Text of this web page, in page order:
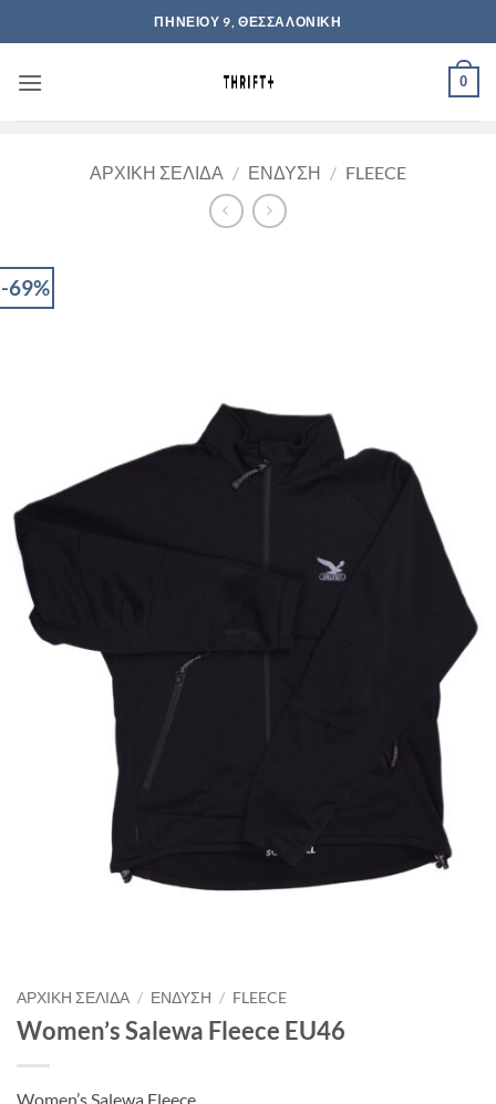
στο
ΠΗΝΕΙΟΥ 9, ΘΕΣΣΑΛΟΝΙΚΗ
0
ΑΡΧΙΚΉ ΣΕΛΊΔΑ / ΈΝΔΥΣΗ / FLEECE
-69%
ΑΡΧΙΚΉ ΣΕΛΊΔΑ / ΈΝΔΥΣΗ / FLEECE
Women’s Salewa Fleece EU46
Women’s Salewa Fleece